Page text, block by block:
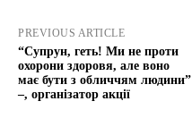
PREVIOUS ARTICLE
“Супрун, геть! Ми не проти
охорони здоровя, але воно
має бути з обличчям людини”
–, організатор акції